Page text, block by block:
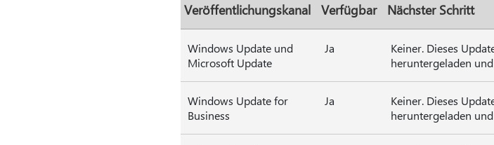
Veröffentlichungskanal Verfügbar Nächster Schritt
Windows Update und
Microsoft Update
Ja
Keiner. Dieses
heruntergeladen
Windows Update for
Business
Ja
Keiner. Dieses
heruntergeladen